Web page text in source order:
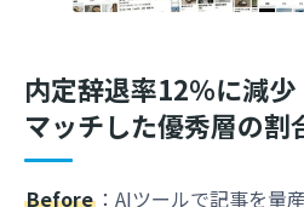
内定辞退率12％に減少
マッチした優秀層の割
Before ：AIツールで記事を量